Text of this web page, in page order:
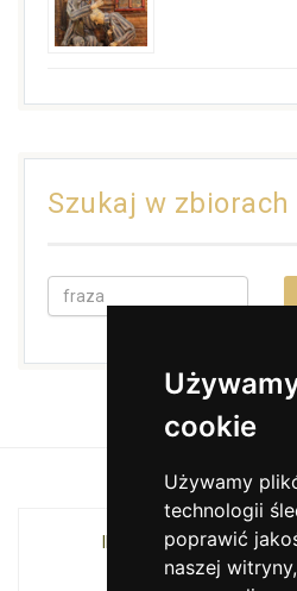
cookie
Używamy
technologii
poprawić
naszej
Szukaj w zbiorach
INSTYTUCJA KULTURY
WOJEWÓDZTWA